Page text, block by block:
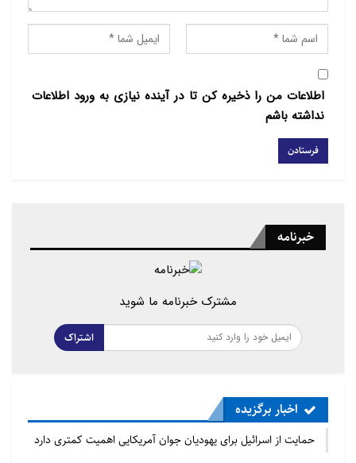
اطلاعات من را ذخیره کن تا در آینده نیازی به ورود اطلاعات
نداشته باشم
خبرنامه
مشترک خبرنامه ما شوید
اشتراک
اخبار برگزیده
حمایت از اسرائیل برای یهودیان جوان آمریکایی اهمیت کمتری دارد